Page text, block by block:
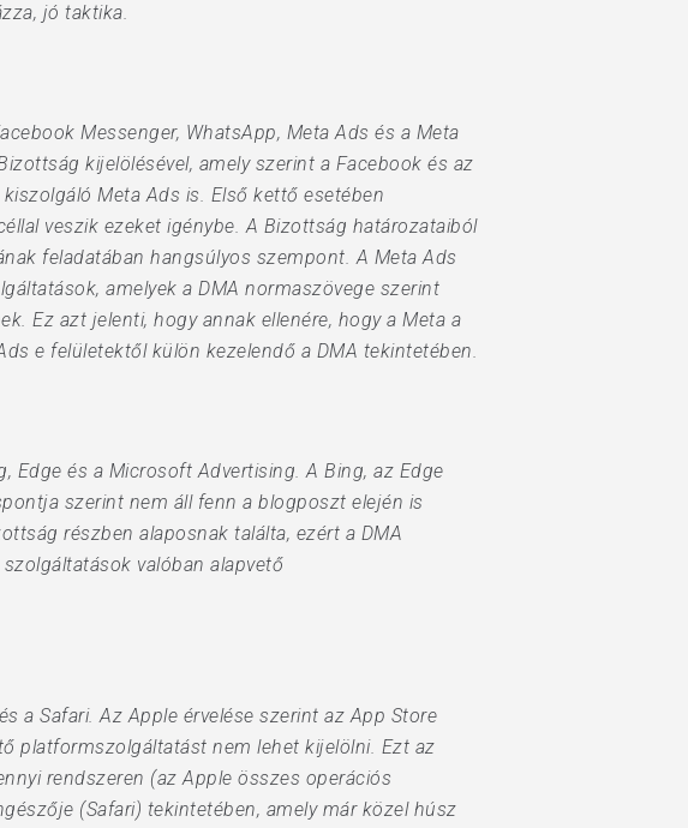
jó taktika.
Messenger, WhatsApp, Meta Ads és a Meta
kijelölésével, amely szerint a Facebook és az
Meta Ads is. Első kettő esetében
veszik ezeket igénybe. A Bizottság határozataiból
feladatában hangsúlyos szempont. A Meta Ads
amelyek a DMA normaszövege szerint
Ez azt jelenti, hogy annak ellenére, hogy a Meta a
e felületektől külön kezelendő a DMA tekintetében.
Edge és a Microsoft Advertising. A Bing, az Edge
szerint nem áll fenn a blogposzt elején is
részben alaposnak találta, ezért a DMA
valóban alapvető
a Safari. Az Apple érvelése szerint az App Store
platformszolgáltatást nem lehet kijelölni. Ezt az
rendszeren (az Apple összes operációs
(Safari) tekintetében, amely már közel húsz